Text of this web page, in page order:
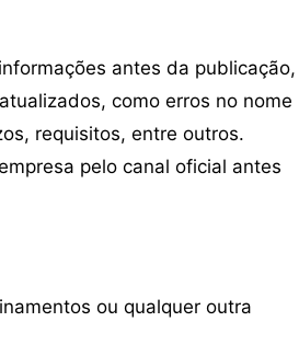
antes da publicação,
como erros no nome
requisitos, entre outros.
pelo canal oficial antes
ou qualquer outra